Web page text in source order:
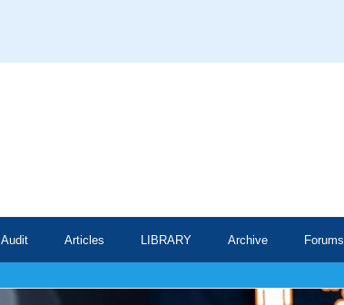
Audit Articles LIBRARY Archive Forums